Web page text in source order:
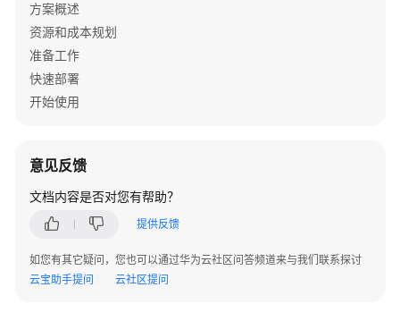
案
实
践
文
别-
快
递
面
单
方案概述
资源和成本规划
准备工作
快速部署
开始使用
意见反馈
文档内容是否对您有帮助？
提供反馈
如您有其它疑问，您也可以通过华为云社区问答频道来与我们联系探讨
云宝助手提问
云社区提问